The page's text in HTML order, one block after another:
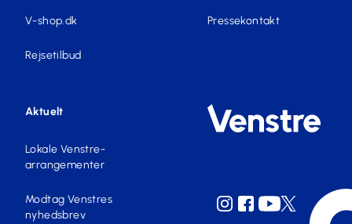
V-shop.dk
Rejsetilbud
Pressekontakt
Aktuelt
Lokale Venstre-
arrangementer
Modtag Venstres
nyhedsbrev